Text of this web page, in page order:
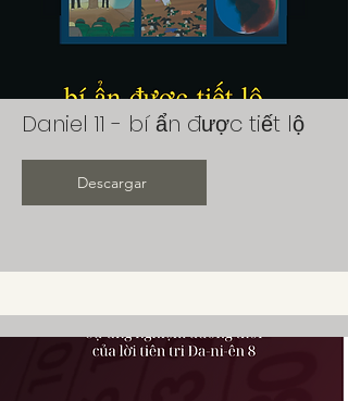
Daniel 11 - bí ẩn được tiết lộ
Descargar